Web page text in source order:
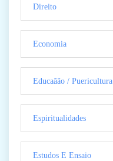
Direito
Economia
Educaãão / Puericultura
Espiritualidades
Estudos E Ensaio